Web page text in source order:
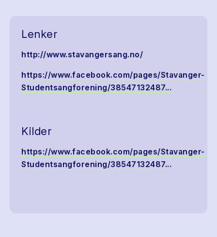
Lenker
http://www.stavangersang.no/
https://www.facebook.com/pages/Stavanger-
Studentsangforening/38547132487...
Kilder
https://www.facebook.com/pages/Stavanger-
Studentsangforening/38547132487...